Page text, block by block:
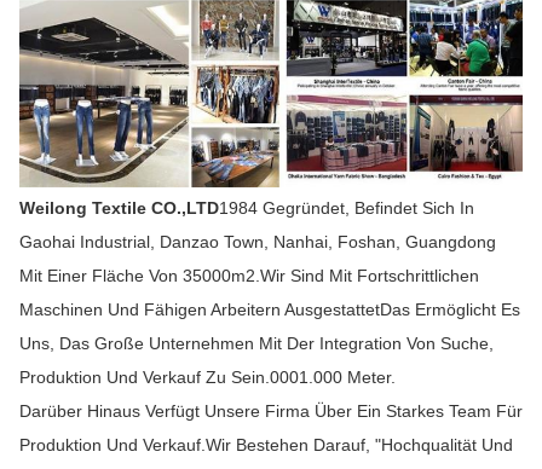
Weilong Textile CO.,LTD1984 Gegründet, Befindet Sich In
Gaohai Industrial, Danzao Town, Nanhai, Foshan, Guangdong
Mit Einer Fläche Von 35000m2.Wir Sind Mit Fortschrittlichen
Maschinen Und Fähigen Arbeitern AusgestattetDas Ermöglicht Es
Uns, Das Große Unternehmen Mit Der Integration Von Suche,
Produktion Und Verkauf Zu Sein.0001.000 Meter.
Darüber Hinaus Verfügt Unsere Firma Über Ein Starkes Team Für
Produktion Und Verkauf.Wir Bestehen Darauf, "Hochqualität Und